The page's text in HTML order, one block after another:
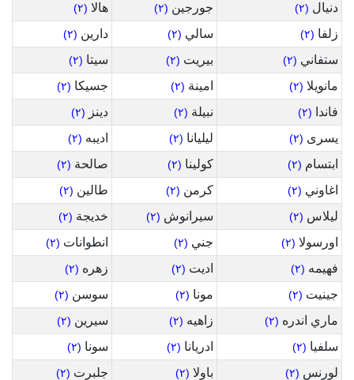
دنيال (٢) جورجين (٢) هالا (٢)
زلفا (٢) سالي (٢) دارين (٢)
ستفاني (٢) بيريت (٢) سيتا (٢)
مانويلا (٢) امينة (٢) جسيكا (٢)
فاندا (٢) نبيلة (٢) دينز (٢)
يسرى (٢) ليليانا (٢) اديبه (٢)
ابتسام (٢) كولينا (٢) صالحة (٢)
اغاوني (٢) كرمن (٢) طالين (٢)
ليلاس (٢) سيرانوش (٢) خديجة (٢)
اورسولا (٢) جني (٢) انطوانات (٢)
فهيمه (٢) اديت (٢) زهره (٢)
جينيت (٢) مونا (٢) سوسن (٢)
ماري اندره (٢) زاهيه (٢) سيرين (٢)
سلفيا (٢) ادريانا (٢) سونا (٢)
لورنس (٢) باولا (٢) جلبرت (٢)